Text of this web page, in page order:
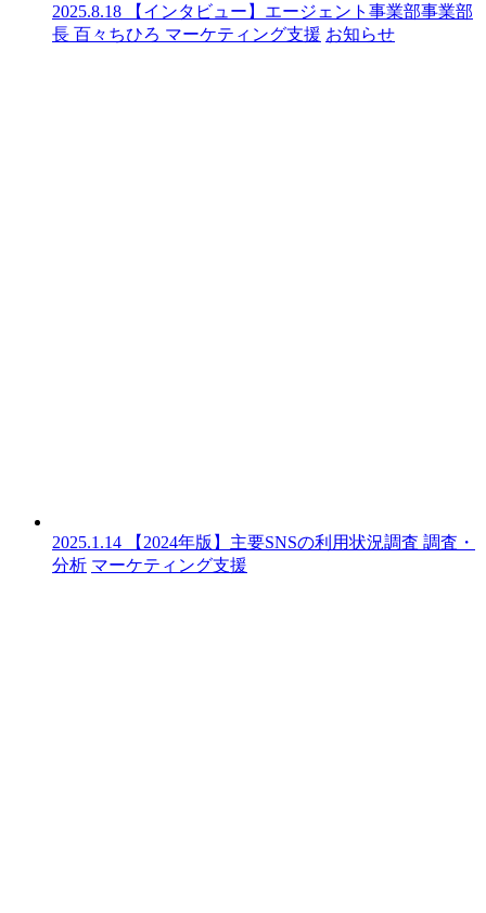
2025.8.18
【インタビュー】エージェント事業部事業部
長 百々ちひろ マーケティング支援 お知らせ
2025.1.14 【2024年版】主要SNSの利用状況調査 調査・
分析 マーケティング支援